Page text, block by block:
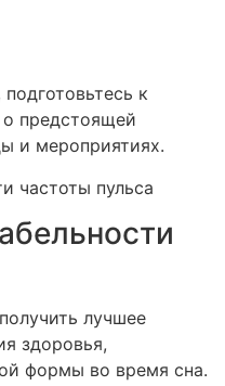
к
предстоящей
и мероприятиях.
лучшее
здоровья,
формы во время сна.